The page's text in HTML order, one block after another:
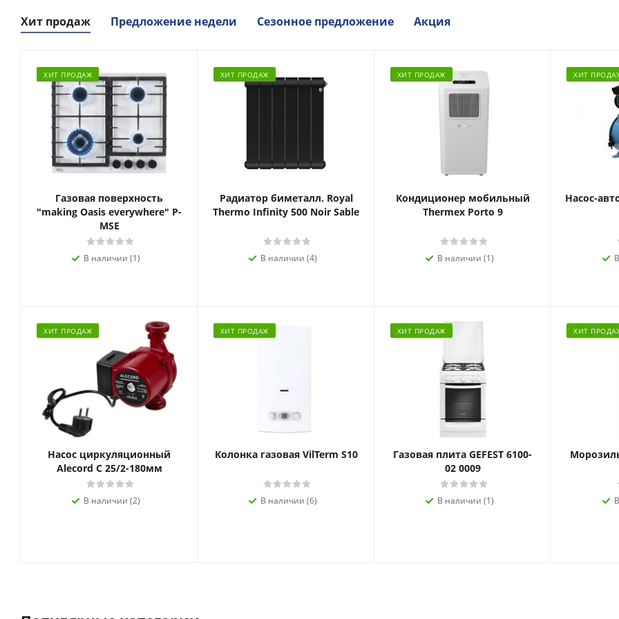
Хит продаж Предложение недели Сезонное предложение Акция
ХИТ ПРОДАЖ
Газовая поверхность
"making Oasis everywhere" P-
MSE
В наличии (1)
ХИТ ПРОДАЖ
Радиатор биметалл. Royal
Thermo Infinity 500 Noir Sable
В наличии (4)
ХИТ ПРОДАЖ
Кондиционер мобильный
Thermex Porto 9
В наличии (1)
ХИТ
Насос-
ХИТ ПРОДАЖ
Насос циркуляционный
Alecord C 25/2-180мм
В наличии (2)
ХИТ ПРОДАЖ
Колонка газовая VilTerm S10
В наличии (6)
ХИТ ПРОДАЖ
Газовая плита GEFEST 6100-
02 0009
В наличии (1)
ХИТ